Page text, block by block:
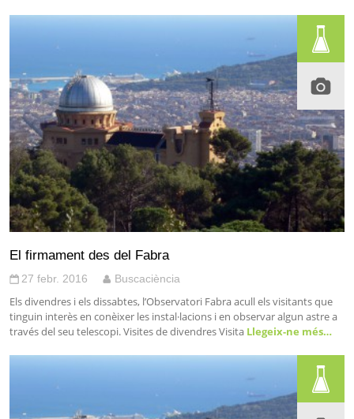
El firmament des del Fabra
27 febr. 2016 Buscaciència
Els divendres i els dissabtes, l’Observatori Fabra acull els visitants que
tinguin interès en conèixer les instal·lacions i en observar algun astre a
través del seu telescopi. Visites de divendres Visita Llegeix-ne més…